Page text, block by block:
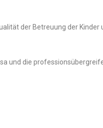
der Betreuung der Kinder
und die